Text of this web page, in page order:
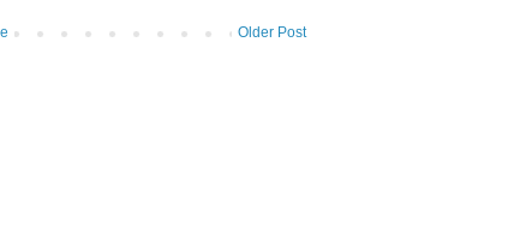
Older Post